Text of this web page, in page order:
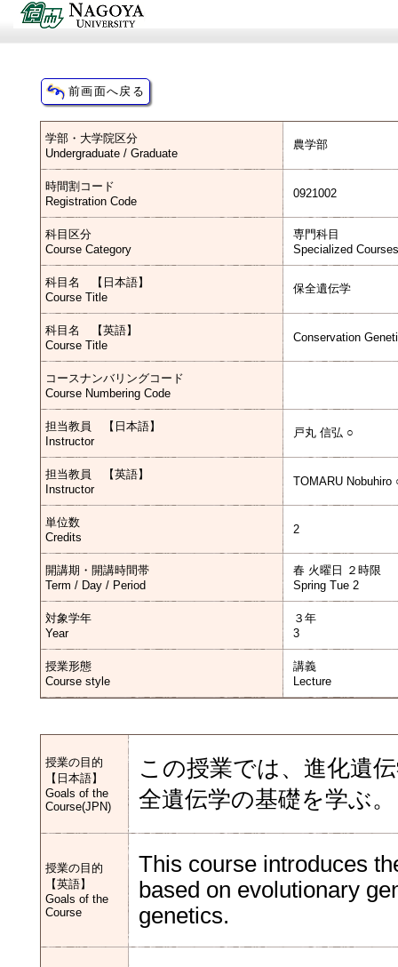
学部・大学院区分
Undergraduate / Graduate
農学部
時間割コード
Registration Code
0921002
科目区分
Course Category
専門科目
Specialized Courses
科目名 【日本語】
Course Title
保全遺伝学
科目名 【英語】
Course Title
Conservation
コースナンバリングコード
Course Numbering Code
担当教員 【日本語】
Instructor
戸丸 信弘 ○
担当教員 【英語】
Instructor
TOMARU Nobuhiro
単位数
Credits
2
開講期・開講時間帯
Term / Day / Period
春 火曜日 ２時限
Spring Tue 2
対象学年
Year
３年
3
授業形態
Course style
講義
Lecture
授業の目的
【日本語】
Goals of the
Course(JPN)
この授業では、進化遺
全遺伝学の基礎を学ぶ。
授業の目的
【英語】
Goals of the
Course
This course introduces
based on evolutionary
genetics.